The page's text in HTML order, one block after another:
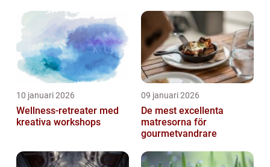
10 januari 2026
Wellness-retreater med
kreativa workshops
09 januari 2026
De mest excellenta
matresorna för
gourmetvandrare